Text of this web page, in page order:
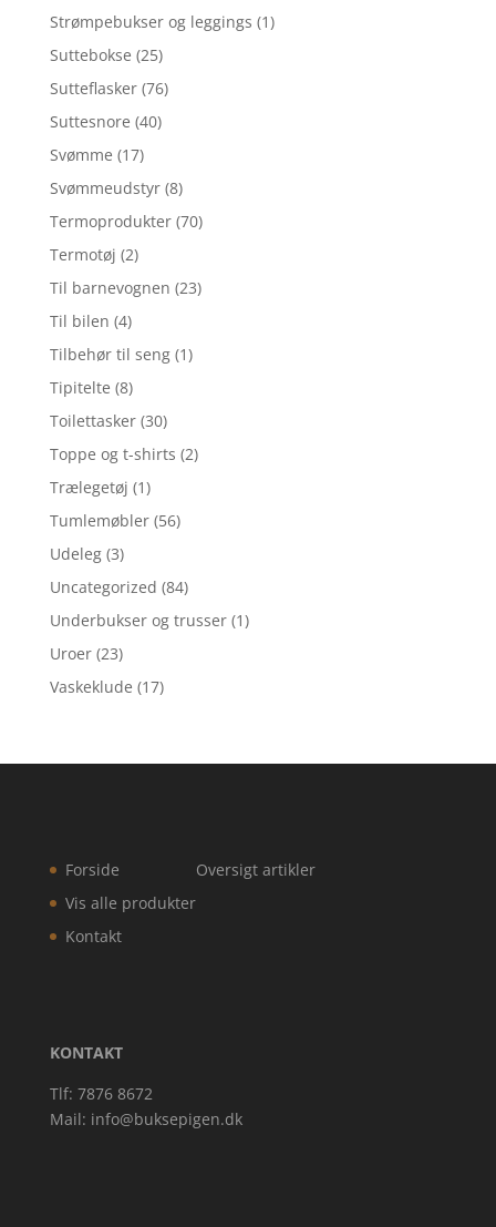
Strømpebukser og leggings (1)
Suttebokse (25)
Sutteflasker (76)
Suttesnore (40)
Svømme (17)
Svømmeudstyr (8)
Termoprodukter (70)
Termotøj (2)
Til barnevognen (23)
Til bilen (4)
Tilbehør til seng (1)
Tipitelte (8)
Toilettasker (30)
Toppe og t-shirts (2)
Trælegetøj (1)
Tumlemøbler (56)
Udeleg (3)
Uncategorized (84)
Underbukser og trusser (1)
Uroer (23)
Vaskeklude (17)
Forside
Vis alle produkter
Kontakt
Oversigt artikler
KONTAKT
Tlf: 7876 8672
Mail: info@buksepigen.dk